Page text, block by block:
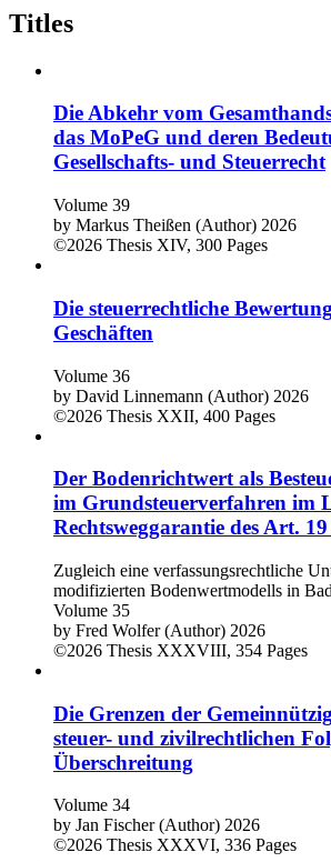
Titles
Die Abkehr vom
das MoPeG und deren
Gesellschafts- und Steuerrecht
Volume 39
by Markus Theißen (Author) 2026
©2026 Thesis XIV, 300 Pages
Die steuerrechtliche
Geschäften
Volume 36
by David Linnemann (Author) 2026
©2026 Thesis XXII, 400 Pages
Der Bodenrichtwert als
im Grundsteuerverfahren im
Rechtsweggarantie des Art.
Zugleich eine verfassungsrechtliche
modifizierten Bodenwertmodells in
Volume 35
by Fred Wolfer (Author) 2026
©2026 Thesis XXXVIII, 354 Pages
Die Grenzen der
steuer- und zivilrechtlichen
Überschreitung
Volume 34
by Jan Fischer (Author) 2026
©2026 Thesis XXXVI, 336 Pages